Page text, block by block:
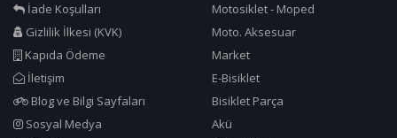
İade Koşulları
Gizlilik İlkesi (KVK)
Kapıda Ödeme
İletişim
Blog ve Bilgi Sayfaları
Sosyal Medya
Motosiklet - Moped
Moto. Aksesuar
Market
E-Bisiklet
Bisiklet Parça
Akü